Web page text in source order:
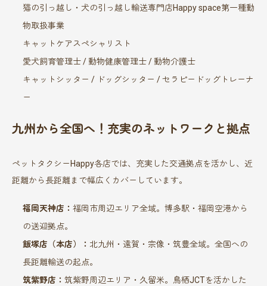
猫の引っ越し・犬の引っ越し輸送専門店Happy space第一種動
物取扱事業
キャットケアスペシャリスト
愛犬飼育管理士 / 動物健康管理士 / 動物介護士
キャットシッター / ドッグシッター / セラピードッグトレーナ
ー
九州から全国へ！充実のネットワークと拠点
ペットタクシーHappy各店では、充実した交通拠点を活かし、近
距離から長距離まで幅広くカバーしています。
福岡天神店：福岡市周辺エリア全域。博多駅・福岡空港から
の送迎拠点。
飯塚店（本店）： 北九州・遠賀・宗像・筑豊全域。全国への
長距離輸送の起点。
筑紫野店：筑紫野周辺エリア・久留米。鳥栖JCTを活かした